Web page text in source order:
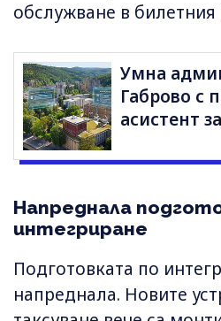
обслужване в билетния
Умна
Габрово с
асистент
Напреднала
интегриране
Подготовката по
напреднала. Новите